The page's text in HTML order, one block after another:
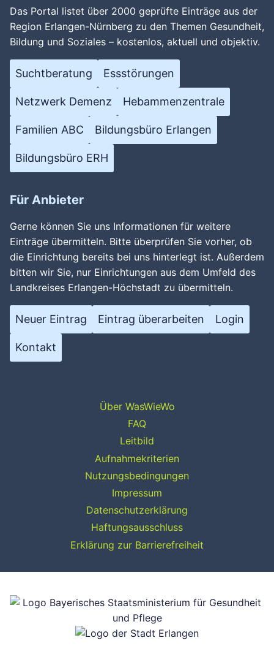
Das Portal listet über 2000 geprüfte Einträge aus der
Region Erlangen-Nürnberg zu den Themen Gesundheit,
Bildung und Soziales – kostenlos, aktuell und objektiv.
Suchtberatung Essstörungen
Netzwerk Demenz Hebammenzentrale
Familien ABC Bildungsbüro Erlangen
Bildungsbüro ERH
Für Anbieter
Gerne können Sie uns Informationen für weitere
Einträge übermitteln. Bitte überprüfen Sie vorher, ob
die Einrichtung bereits bei uns hinterlegt ist. Außerdem
bitten wir Sie, nur Einrichtungen aus dem Umfeld des
Landkreises Erlangen-Höchstadt zu übermitteln.
Neuer Eintrag Eintrag überarbeiten Login
Kontakt
Über WasWieWo
FAQ
Leitbild
Aufnahmekriterien
Nutzungsbedingungen
Impressum
Datenschutzerklärung
Haftungsausschluss
Erklärung zur Barrierefreiheit